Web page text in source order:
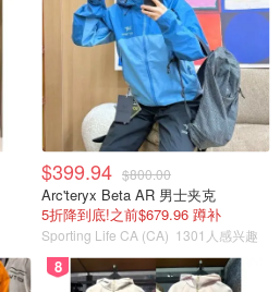
$399.94 $800.00
Arc'teryx Beta AR 男士夹克
5折降到底!之前$679.96 蹲补
Sporting Life CA (CA) 1301人感兴趣
8